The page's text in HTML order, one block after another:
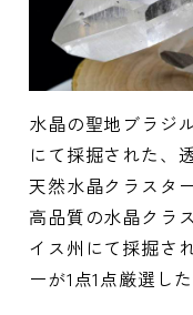
水晶の聖地ブラジ
にて採掘された、
天然水晶クラスター
高品質の水晶クラ
イス州にて採掘さ
ーが1点1点厳選し